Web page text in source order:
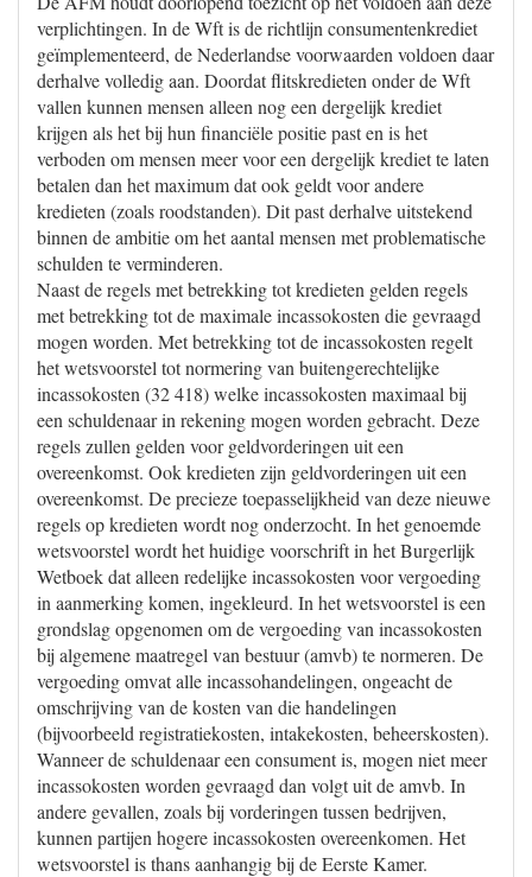
verplichtingen. In de Wft is de richtlijn consumentenkrediet
geïmplementeerd, de Nederlandse voorwaarden voldoen daar
derhalve volledig aan. Doordat flitskredieten onder de Wft
vallen kunnen mensen alleen nog een dergelijk krediet
krijgen als het bij hun financiële positie past en is het
verboden om mensen meer voor een dergelijk krediet te laten
betalen dan het maximum dat ook geldt voor andere
kredieten (zoals roodstanden). Dit past derhalve uitstekend
binnen de ambitie om het aantal mensen met problematische
schulden te verminderen.
Naast de regels met betrekking tot kredieten gelden regels
met betrekking tot de maximale incassokosten die gevraagd
mogen worden. Met betrekking tot de incassokosten regelt
het wetsvoorstel tot normering van buitengerechtelijke
incassokosten (32 418) welke incassokosten maximaal bij
een schuldenaar in rekening mogen worden gebracht. Deze
regels zullen gelden voor geldvorderingen uit een
overeenkomst. Ook kredieten zijn geldvorderingen uit een
overeenkomst. De precieze toepasselijkheid van deze nieuwe
regels op kredieten wordt nog onderzocht. In het genoemde
wetsvoorstel wordt het huidige voorschrift in het Burgerlijk
Wetboek dat alleen redelijke incassokosten voor vergoeding
in aanmerking komen, ingekleurd. In het wetsvoorstel is een
grondslag opgenomen om de vergoeding van incassokosten
bij algemene maatregel van bestuur (amvb) te normeren. De
vergoeding omvat alle incassohandelingen, ongeacht de
omschrijving van de kosten van die handelingen
(bijvoorbeeld registratiekosten, intakekosten, beheerskosten).
Wanneer de schuldenaar een consument is, mogen niet meer
incassokosten worden gevraagd dan volgt uit de amvb. In
andere gevallen, zoals bij vorderingen tussen bedrijven,
kunnen partijen hogere incassokosten overeenkomen. Het
wetsvoorstel is thans aanhangig bij de Eerste Kamer.